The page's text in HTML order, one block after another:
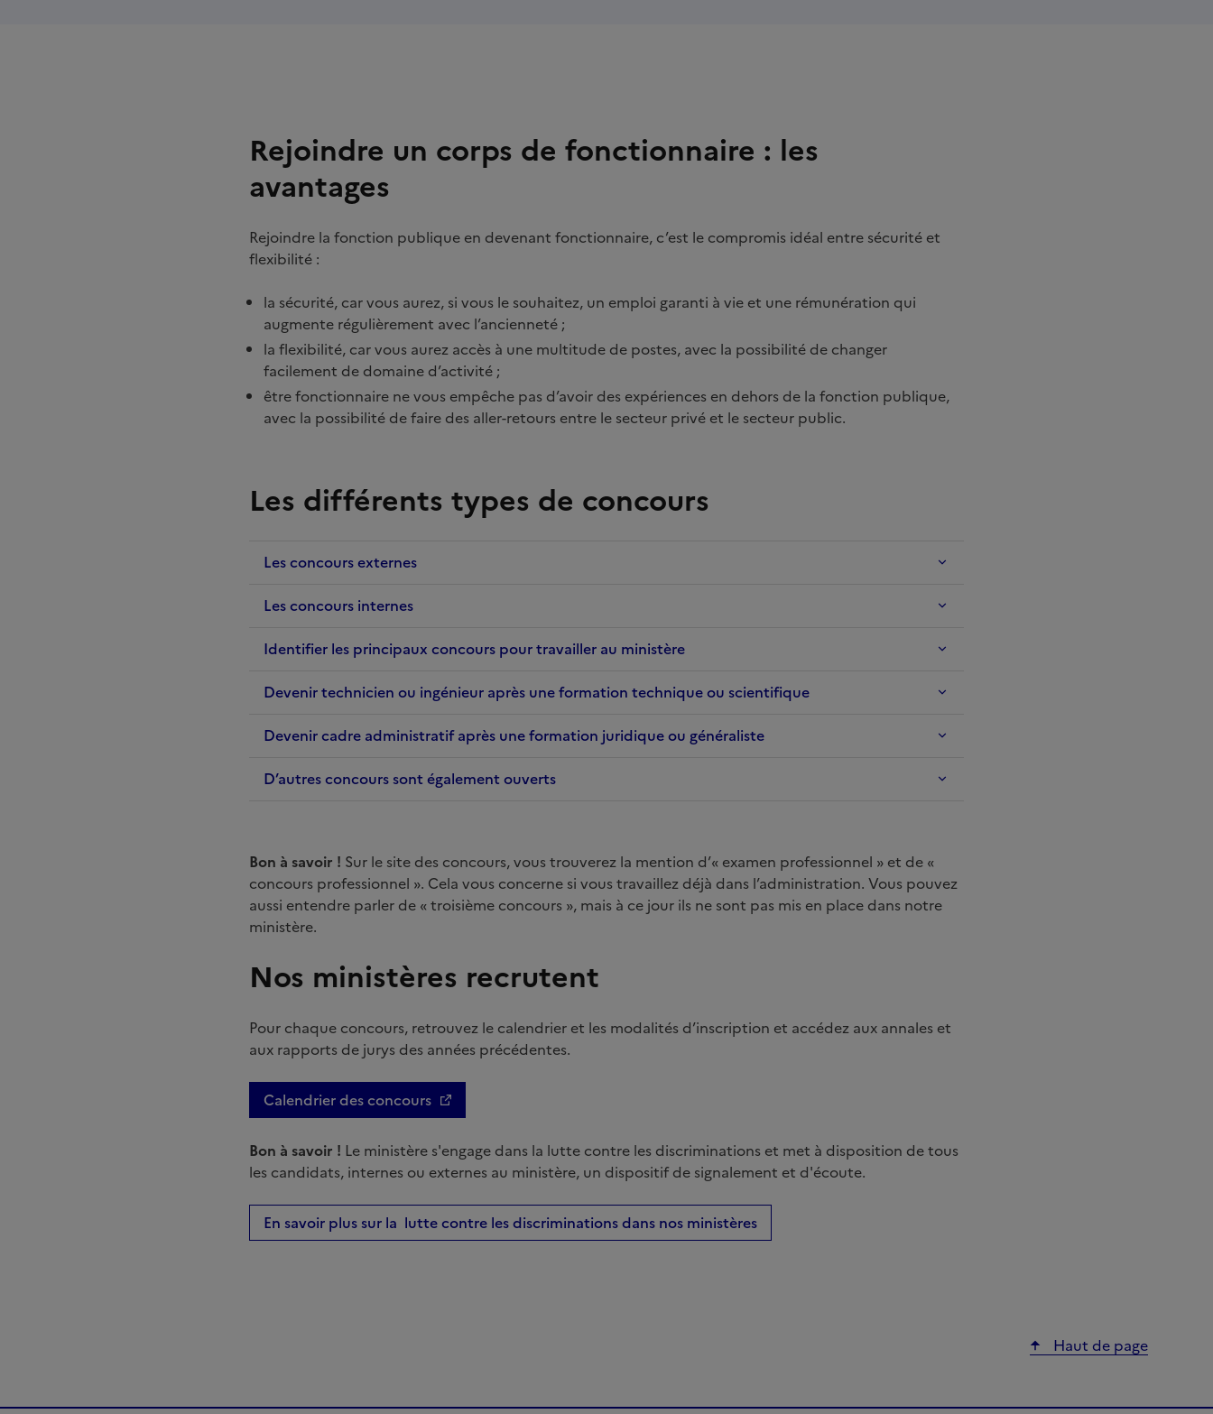
Rejoindre un corps de fonctionnaire : les
avantages
Rejoindre la fonction publique en devenant fonctionnaire, c’est le compromis idéal entre sécurité et
flexibilité :
la sécurité, car vous aurez, si vous le souhaitez, un emploi garanti à vie et une rémunération qui
augmente régulièrement avec l’ancienneté ;
la flexibilité, car vous aurez accès à une multitude de postes, avec la possibilité de changer
facilement de domaine d’activité ;
être fonctionnaire ne vous empêche pas d’avoir des expériences en dehors de la fonction publique,
avec la possibilité de faire des aller-retours entre le secteur privé et le secteur public.
Les différents types de concours
Les concours externes
Les concours internes
Identifier les principaux concours pour travailler au ministère
Devenir technicien ou ingénieur après une formation technique ou scientifique
Devenir cadre administratif après une formation juridique ou généraliste
D’autres concours sont également ouverts
Bon à savoir ! Sur le site des concours, vous trouverez la mention d’« examen professionnel » et de «
concours professionnel ». Cela vous concerne si vous travaillez déjà dans l’administration. Vous pouvez
aussi entendre parler de « troisième concours », mais à ce jour ils ne sont pas mis en place dans notre
ministère.
Nos ministères recrutent
Pour chaque concours, retrouvez le calendrier et les modalités d’inscription et accédez aux annales et
aux rapports de jurys des années précédentes.
Calendrier des concours
Bon à savoir ! Le ministère s'engage dans la lutte contre les discriminations et met à disposition de tous
les candidats, internes ou externes au ministère, un dispositif de signalement et d'écoute.
En savoir plus sur la lutte contre les discriminations dans nos ministères
Haut de page